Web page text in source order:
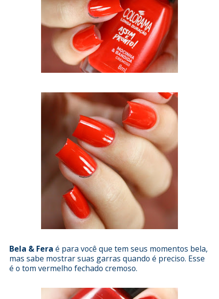
Bela & Fera é para você que tem seus momentos bela,
mas sabe mostrar suas garras quando é preciso. Esse
é o tom vermelho fechado cremoso.